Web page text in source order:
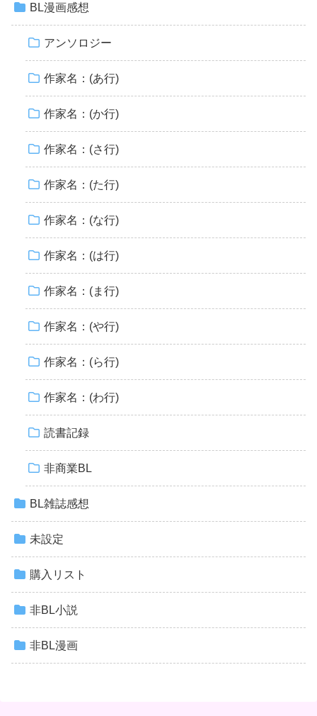
BL漫画感想
アンソロジー
作家名：(あ行)
作家名：(か行)
作家名：(さ行)
作家名：(た行)
作家名：(な行)
作家名：(は行)
作家名：(ま行)
作家名：(や行)
作家名：(ら行)
作家名：(わ行)
読書記録
非商業BL
BL雑誌感想
未設定
購入リスト
非BL小説
非BL漫画